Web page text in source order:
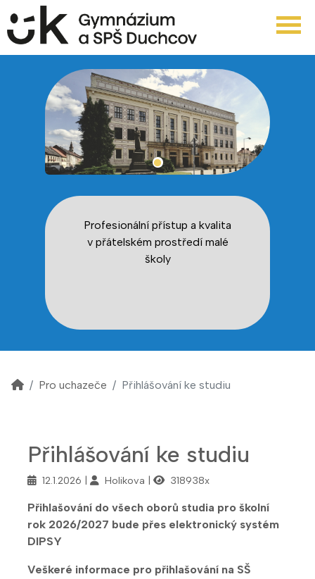
Profesionální přístup a kvalita
v přátelském prostředí malé
školy
Pro uchazeče Přihlášování ke studiu
Přihlášování ke studiu
12.1.2026 Holikova 318938x
Přihlašování do všech oborů studia pro školní
rok 2026/2027 bude přes elektronický systém
DIPSY
Veškeré informace pro přihlašování na SŠ